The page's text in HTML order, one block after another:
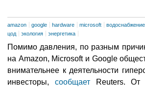
amazon google hardware microsoft водоснабжение
цод
экология энергетика
Помимо давления, по разным
на Amazon, Microsoft и Google
внимательнее к деятельности
инвесторы, сообщаетReuters. От